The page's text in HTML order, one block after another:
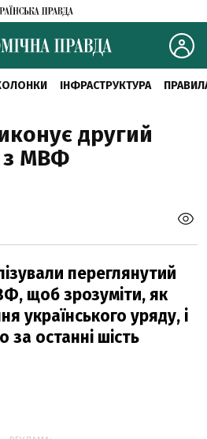
ІНФРАСТРУКТУРА
другий
з МВФ
переглянутий
щоб зрозуміти, як
українського уряду, і
останні шість